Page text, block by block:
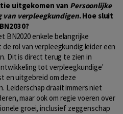
uitgekomen van Persoonlijke
van verpleegkundigen. Hoe sluit
BN2020 enkele belangrijke
rol van verpleegkundig leider een
Dit is direct terug te zien in
tot verpleegkundige'
en uitgebreid om deze
Leiderschap draait immers niet
maar ook om regie voeren over
groei, inclusief zeggenschap